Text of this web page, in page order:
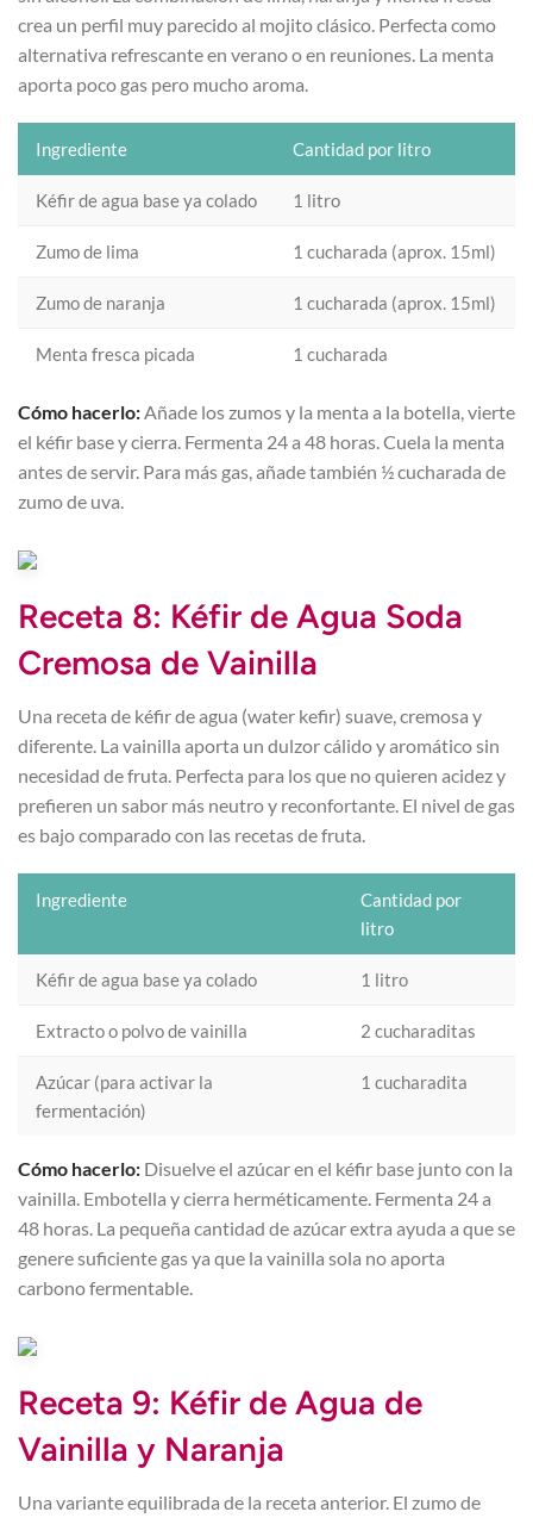
crea un perfil muy parecido al mojito clásico. Perfecta como
alternativa refrescante en verano o en reuniones. La menta
aporta poco gas pero mucho aroma.
Ingrediente Cantidad por litro
Kéfir de agua base ya colado 1 litro
Zumo de lima 1 cucharada (aprox. 15ml)
Zumo de naranja 1 cucharada (aprox. 15ml)
Menta fresca picada 1 cucharada
Cómo hacerlo: Añade los zumos y la menta a la botella, vierte
el kéfir base y cierra. Fermenta 24 a 48 horas. Cuela la menta
antes de servir. Para más gas, añade también ½ cucharada de
zumo de uva.
Receta 8: Kéfir de Agua Soda
Cremosa de Vainilla
Una receta de kéfir de agua (water kefir) suave, cremosa y
diferente. La vainilla aporta un dulzor cálido y aromático sin
necesidad de fruta. Perfecta para los que no quieren acidez y
prefieren un sabor más neutro y reconfortante. El nivel de gas
es bajo comparado con las recetas de fruta.
Ingrediente
Cantidad por
litro
Kéfir de agua base ya colado 1 litro
Extracto o polvo de vainilla 2 cucharaditas
Azúcar (para activar la
fermentación)
1 cucharadita
Cómo hacerlo: Disuelve el azúcar en el kéfir base junto con la
vainilla. Embotella y cierra herméticamente. Fermenta 24 a
48 horas. La pequeña cantidad de azúcar extra ayuda a que se
genere suficiente gas ya que la vainilla sola no aporta
carbono fermentable.
Receta 9: Kéfir de Agua de
Vainilla y Naranja
Una variante equilibrada de la receta anterior. El zumo de